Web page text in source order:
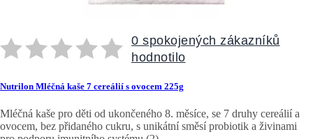
0 spokojených zákazníků
hodnotilo
Nutrilon Mléčná kaše 7 cereálií s ovocem 225g
Mléčná kaše pro děti od ukončeného 8. měsíce, se 7 druhy cereálií a
ovocem, bez přidaného cukru, s unikátní směsí probiotik a živinami